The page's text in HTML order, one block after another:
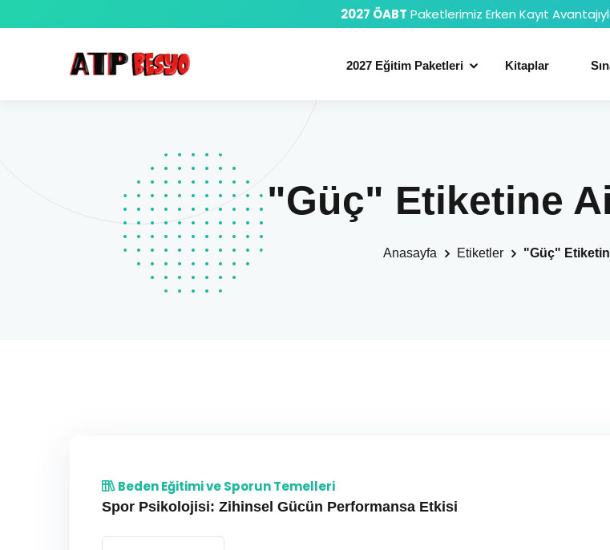
2027 ÖABT Paketlerimiz Erken Kayıt
2027 Eğitim Paketleri Kitaplar
"Güç" Etiketine
Anasayfa Etiketler "Güç"
Beden Eğitimi ve Sporun Temelleri
Spor Psikolojisi: Zihinsel Gücün Performansa Etkisi